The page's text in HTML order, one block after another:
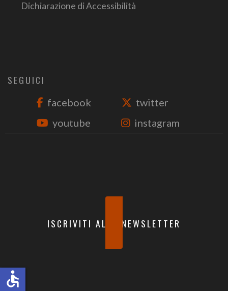
Dichiarazione di Accessibilità
SEGUICI
facebook
twitter
youtube
instagram
ISCRIVITI ALLA NEWSLETTER
accessible